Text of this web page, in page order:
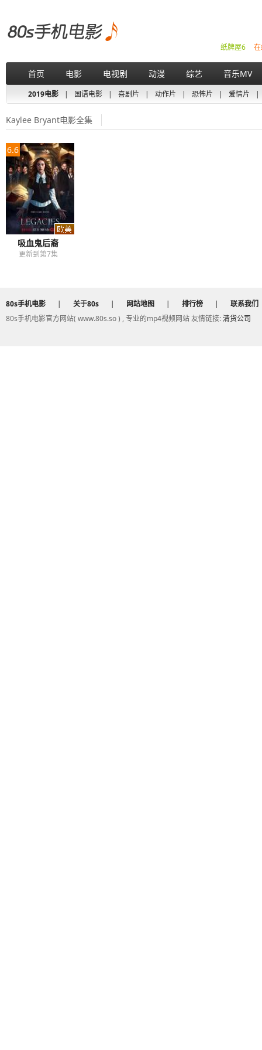
纸牌屋6
首页 电影 电视剧 动漫 综艺 音乐MV
2019电影 | 国语电影 | 喜剧片 | 动作片 | 恐怖片 | 爱情片 |
Kaylee Bryant电影全集
6.6
吸血鬼后裔
更新到第7集
80s手机电影 | 关于80s | 网站地图 | 排行榜 |
联系我们
80s手机电影官方网站( www.80s.so ) , 专业的mp4视频网站 友情链接:清货公司